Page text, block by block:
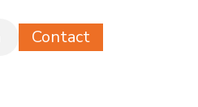
Contact